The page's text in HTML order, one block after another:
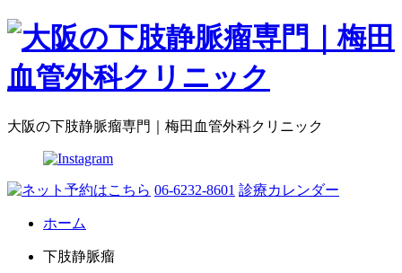
大阪の下肢静脈瘤専門｜梅田血管外科クリニック
06-6232-8601 診療カレンダー
ホーム
下肢静脈瘤